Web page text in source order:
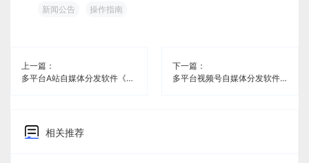
新闻公告 操作指南
上一篇：
多平台A站自媒体分发软件《闲人新媒体管家》
下一篇：
多平台视频号自媒体分发软件《闲人新媒体管家》
相关推荐